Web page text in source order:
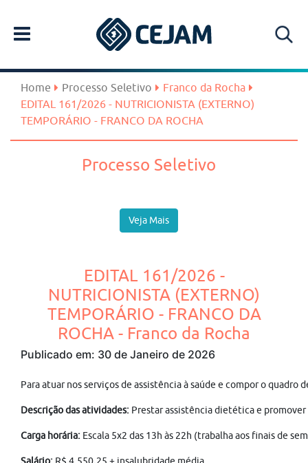
Home Processo Seletivo
Franco da Rocha
EDITAL 161/2026 - NUTRICIONISTA (EXTERNO)
TEMPORÁRIO - FRANCO DA ROCHA
Processo Seletivo
Veja Mais
EDITAL 161/2026 -
NUTRICIONISTA (EXTERNO)
TEMPORÁRIO - FRANCO DA
ROCHA - Franco da Rocha
Publicado em: 30 de Janeiro de 2026
Para atuar nos serviços de assistência à saúde e compor o quadro
Descrição das atividades: Prestar assistência dietética e
Carga horária: Escala 5x2 das 13h às 22h (trabalha aos finais de